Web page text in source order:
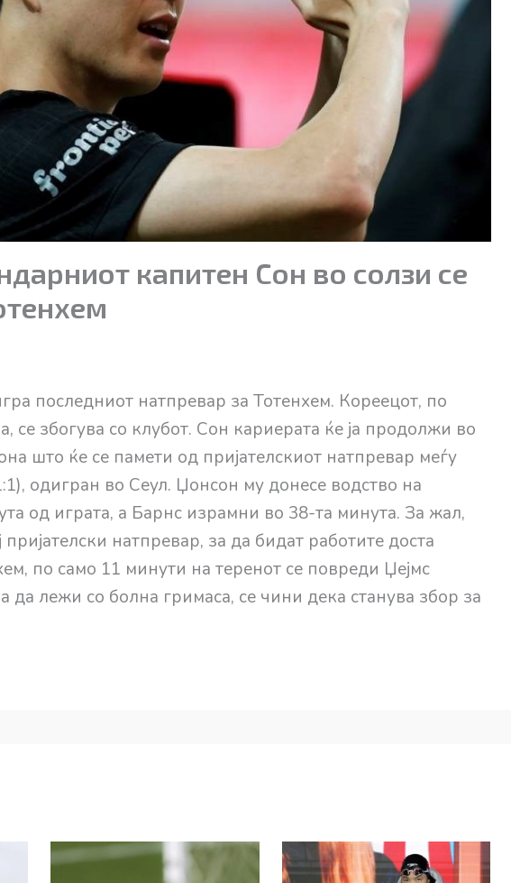
капитен Сон во солзи се
последниот натпревар за Тотенхем. Кореецот, по
се збогува со клубот. Сон кариерата ќе ја продолжи во
што ќе се памети од пријателскиот натпревар меѓу
одигран во Сеул. Џонсон му донесе водство на
од играта, а Барнс израмни во 38-та минута. За жал,
натпревар, за да бидат работите доста
по само 11 минути на теренот се повреди Џејмс
да лежи со болна гримаса, се чини дека станува збор за